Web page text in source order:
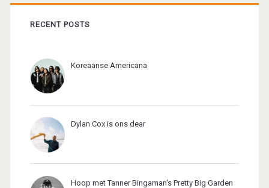
RECENT POSTS
Koreaanse Americana
Dylan Cox is ons dear
Hoop met Tanner Bingaman's Pretty Big Garden